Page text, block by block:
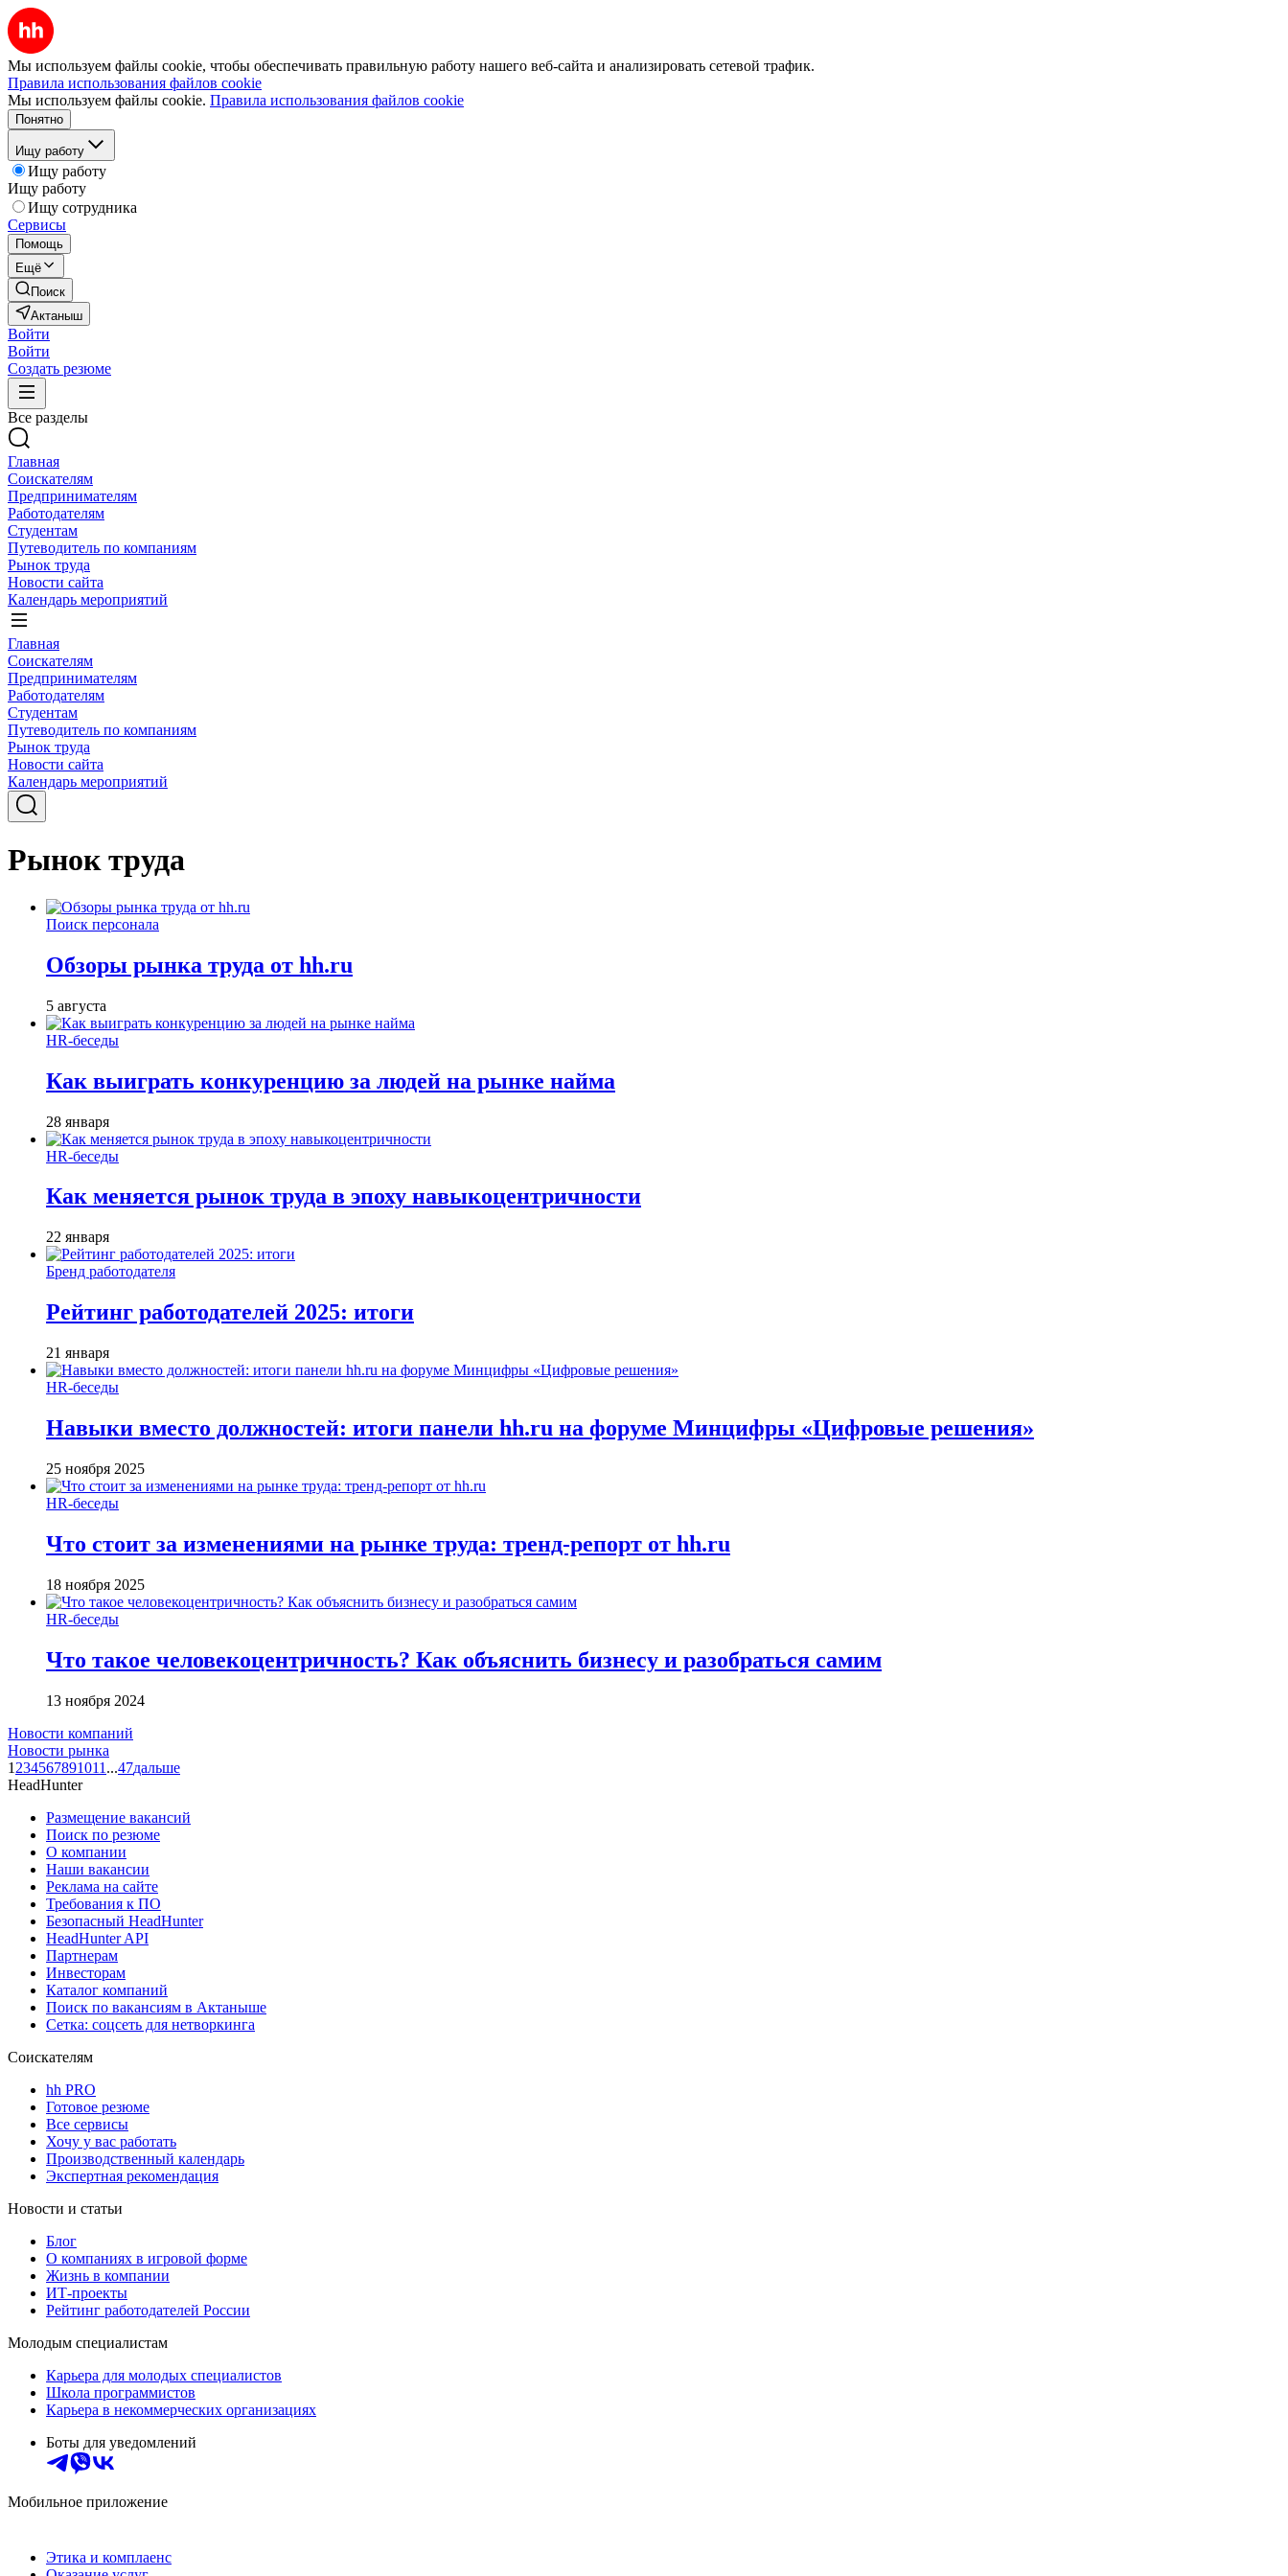
Мы используем файлы cookie, чтобы обеспечивать правильную работу нашего веб-сайта и анализировать сетевой трафик.
Правила использования файлов cookie
Мы используем файлы cookie. Правила использования файлов cookie
Понятно
Ищу работу
Ищу работу
Ищу работу
Ищу сотрудника
Сервисы
Помощь
Ещё
Поиск
Актаныш
Войти
Войти
Создать резюме
Все разделы
Главная
Соискателям
Предпринимателям
Работодателям
Студентам
Путеводитель по компаниям
Рынок труда
Новости сайта
Календарь мероприятий
Главная
Соискателям
Предпринимателям
Работодателям
Студентам
Путеводитель по компаниям
Рынок труда
Новости сайта
Календарь мероприятий
Рынок труда
Поиск персонала
Обзоры рынка труда от hh.ru
5 августа
HR-беседы
Как выиграть конкуренцию за людей на рынке найма
28 января
HR-беседы
Как меняется рынок труда в эпоху навыкоцентричности
22 января
Бренд работодателя
Рейтинг работодателей 2025: итоги
21 января
HR-беседы
Навыки вместо должностей: итоги панели hh.ru на форуме Минцифры «Цифровые решения»
25 ноября 2025
HR-беседы
Что стоит за изменениями на рынке труда: тренд-репорт от hh.ru
18 ноября 2025
HR-беседы
Что такое человеко­центричность? Как объяснить бизнесу и разобраться самим
13 ноября 2024
Новости компаний
Новости рынка
1 234567891011 ...47дальше
HeadHunter
Размещение вакансий
Поиск по резюме
О компании
Наши вакансии
Реклама на сайте
Требования к ПО
Безопасный HeadHunter
HeadHunter API
Партнерам
Инвесторам
Каталог компаний
Поиск по вакансиям в Актаныше
Сетка: соцсеть для нетворкинга
Соискателям
hh PRO
Готовое резюме
Все сервисы
Хочу у вас работать
Производственный календарь
Экспертная рекомендация
Новости и статьи
Блог
О компаниях в игровой форме
Жизнь в компании
ИТ-проекты
Рейтинг работодателей России
Молодым специалистам
Карьера для молодых специалистов
Школа программистов
Карьера в некоммерческих организациях
Боты для уведомлений
Мобильное приложение
Этика и комплаенс